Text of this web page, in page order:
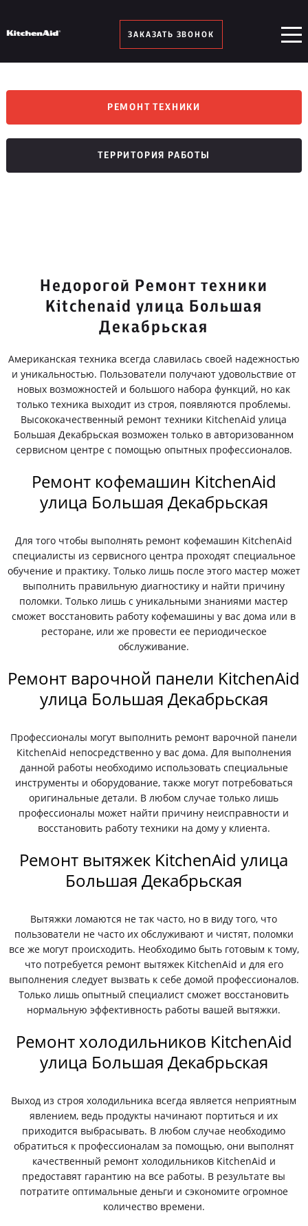
ЗАКАЗАТЬ ЗВОНОК
РЕМОНТ ТЕХНИКИ
ТЕРРИТОРИЯ РАБОТЫ
Недорогой Ремонт техники
Kitchenaid улица Большая
Декабрьская
Американская техника всегда славилась своей надежностью
и уникальностью. Пользователи получают удовольствие от
новых возможностей и большого набора функций, но как
только техника выходит из строя, появляются проблемы.
Высококачественный ремонт техники KitchenAid улица
Большая Декабрьская возможен только в авторизованном
сервисном центре с помощью опытных профессионалов.
Ремонт кофемашин KitchenAid
улица Большая Декабрьская
Для того чтобы выполнять ремонт кофемашин KitchenAid
специалисты из сервисного центра проходят специальное
обучение и практику. Только лишь после этого мастер может
выполнить правильную диагностику и найти причину
поломки. Только лишь с уникальными знаниями мастер
сможет восстановить работу кофемашины у вас дома или в
ресторане, или же провести ее периодическое
обслуживание.
Ремонт варочной панели KitchenAid
улица Большая Декабрьская
Профессионалы могут выполнить ремонт варочной панели
KitchenAid непосредственно у вас дома. Для выполнения
данной работы необходимо использовать специальные
инструменты и оборудование, также могут потребоваться
оригинальные детали. В любом случае только лишь
профессионалы может найти причину неисправности и
восстановить работу техники на дому у клиента.
Ремонт вытяжек KitchenAid улица
Большая Декабрьская
Вытяжки ломаются не так часто, но в виду того, что
пользователи не часто их обслуживают и чистят, поломки
все же могут происходить. Необходимо быть готовым к тому,
что потребуется ремонт вытяжек KitchenAid и для его
выполнения следует вызвать к себе домой профессионалов.
Только лишь опытный специалист сможет восстановить
нормальную эффективность работы вашей вытяжки.
Ремонт холодильников KitchenAid
улица Большая Декабрьская
Выход из строя холодильника всегда является неприятным
явлением, ведь продукты начинают портиться и их
приходится выбрасывать. В любом случае необходимо
обратиться к профессионалам за помощью, они выполнят
качественный ремонт холодильников KitchenAid и
предоставят гарантию на все работы. В результате вы
потратите оптимальные деньги и сэкономите огромное
количество времени.